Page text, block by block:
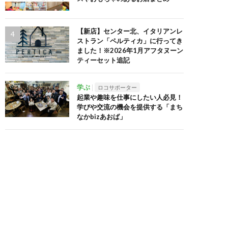
【新店】センター北、イタリアンレ
ストラン「ペルティカ」に行ってき
ました！※2026年1月アフタヌーン
ティーセット追記
学ぶ ロコサポーター
起業や趣味を仕事にしたい人必見！
学びや交流の機会を提供する「まち
なかbizあおば」